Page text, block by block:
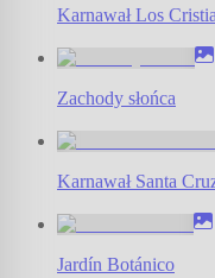
Karnawał Los
Zachody słońca
Karnawał Santa
Jardín Botánico